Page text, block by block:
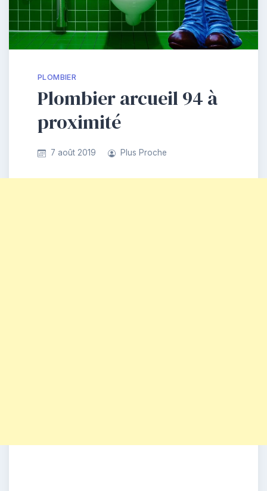
PLOMBIER
Plombier arcueil 94 à
proximité
7 août 2019 Plus Proche